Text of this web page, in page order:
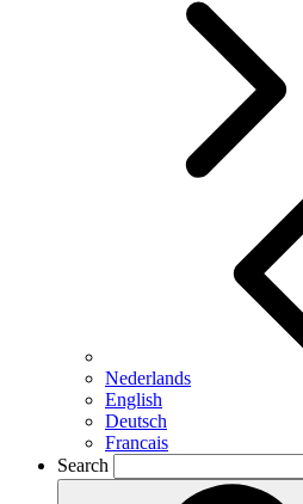
Nederlands
English
Deutsch
Francais
Search